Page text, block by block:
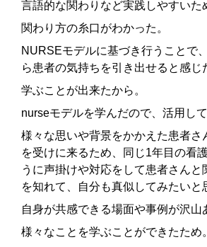
言語的な関わりなど実践しやすいた
関わり方の糸口がわかった。
NURSEモデルに基づき行うことで
ら患者の気持ちを引き出せると感じ
学ぶことが出来たから。
nurseモデルを学んだので、活用し
様々な思いや背景をかかえた患者さ
を受けに来るため、同じ1年目の看
うに声掛けや対応をして患者さんと
を知れて、自分も真似してみたいと
自身が共感できる場面や事例が沢山
様々なことを学ぶことができたため。